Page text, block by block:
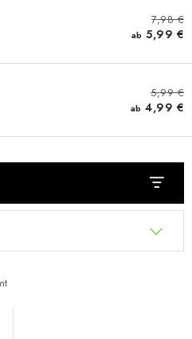
Impressum
7,98 €
ab 5,99 €
5,99 €
ab 4,99 €